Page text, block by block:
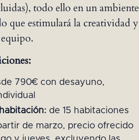
todo ello en un ambiente
que estimulará la creatividad y
790€ con desayuno,
de 15 habitaciones
de marzo, precio ofrecido